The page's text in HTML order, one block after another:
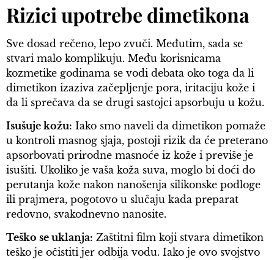
Rizici upotrebe dimetikona
Sve dosad rečeno, lepo zvuči. Međutim, sada se
stvari malo komplikuju. Među korisnicama
kozmetike godinama se vodi debata oko toga da li
dimetikon izaziva začepljenje pora, iritaciju kože i
da li sprečava da se drugi sastojci apsorbuju u kožu.
Isušuje kožu: Iako smo naveli da dimetikon pomaže
u kontroli masnog sjaja, postoji rizik da će preterano
apsorbovati prirodne masnoće iz kože i previše je
isušiti. Ukoliko je vaša koža suva, moglo bi doći do
perutanja kože nakon nanošenja silikonske podloge
ili prajmera, pogotovo u slučaju kada preparat
redovno, svakodnevno nanosite.
Teško se uklanja: Zaštitni film koji stvara dimetikon
teško je očistiti jer odbija vodu. Iako je ovo svojstvo